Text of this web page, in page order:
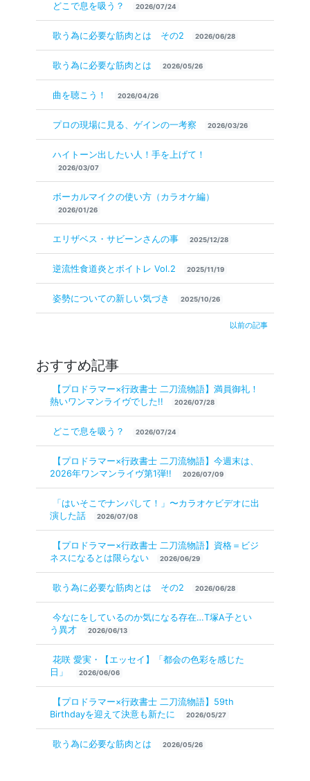
どこで息を吸う？ 2026/07/24
歌う為に必要な筋肉とは その2 2026/06/28
歌う為に必要な筋肉とは 2026/05/26
曲を聴こう！ 2026/04/26
プロの現場に見る、ゲインの一考察 2026/03/26
ハイトーン出したい人！手を上げて！
2026/03/07
ボーカルマイクの使い方（カラオケ編）
2026/01/26
エリザベス・サビーンさんの事 2025/12/28
逆流性食道炎とボイトレ Vol.2 2025/11/19
姿勢についての新しい気づき 2025/10/26
以前の記事
おすすめ記事
【プロドラマー×行政書士 二刀流物語】満員御礼！
熱いワンマンライヴでした!!
2026/07/28
どこで息を吸う？ 2026/07/24
【プロドラマー×行政書士 二刀流物語】今週末は、
2026年ワンマンライヴ第1弾!!
2026/07/09
「はいそこでナンパして！」〜カラオケビデオに出
演した話
2026/07/08
【プロドラマー×行政書士 二刀流物語】資格＝ビジ
ネスになるとは限らない
2026/06/29
歌う為に必要な筋肉とは その2 2026/06/28
今なにをしているのか気になる存在…T塚A子とい
う異才
2026/06/13
花咲 愛実・【エッセイ】「都会の色彩を感じた
日」
2026/06/06
【プロドラマー×行政書士 二刀流物語】59th
Birthdayを迎えて決意も新たに
2026/05/27
歌う為に必要な筋肉とは 2026/05/26